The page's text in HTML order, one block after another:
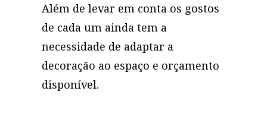
Além de levar em conta os gostos
de cada um ainda tem a
necessidade de adaptar a
decoração ao espaço e orçamento
disponível.